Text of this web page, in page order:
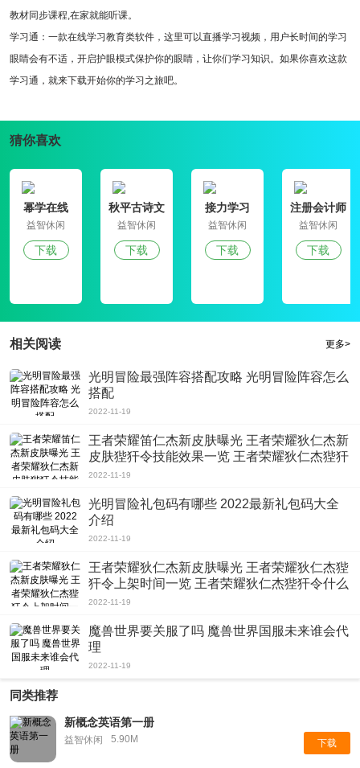
教材同步课程,在家就能听课。
学习通：一款在线学习教育类软件，这里可以直播学习视频，用户长时间的学习
眼睛会有不适，开启护眼模式保护你的眼睛，让你们学习知识。如果你喜欢这款
学习通，就来下载开始你的学习之旅吧。
猜你喜欢
幂学在线
益智休闲
下载
秋平古诗文
大全
益智休闲
下载
接力学习
益智休闲
下载
注册会计师
提分王
益智休闲
下载
相关阅读 更多>
光明冒险最强阵容搭配攻略 光明冒险阵容怎么
搭配
2022-11-19
王者荣耀笛仁杰新皮肤曝光 王者荣耀狄仁杰新
皮肤狴犴令技能效果一览 王者荣耀狄仁杰狴犴
令要怎么用
2022-11-19
光明冒险礼包码有哪些 2022最新礼包码大全
介绍
2022-11-19
王者荣耀狄仁杰新皮肤曝光 王者荣耀狄仁杰狴
犴令上架时间一览 王者荣耀狄仁杰狴犴令什么
时候上线
2022-11-19
魔兽世界要关服了吗 魔兽世界国服未来谁会代
理
2022-11-19
同类推荐
新概念英语第一册
益智休闲 5.90M 下载